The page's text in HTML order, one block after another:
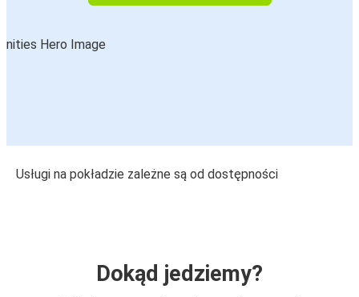
Usługi na pokładzie zależne są od dostępności
Dokąd jedziemy?